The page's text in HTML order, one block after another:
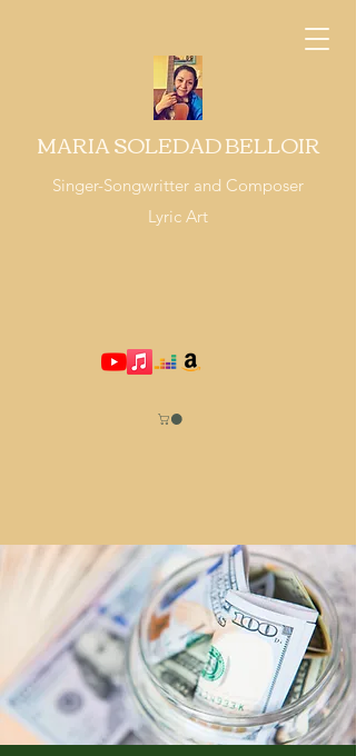
MARIA SOLEDAD BELLOIR
Singer-Songwritter and Composer
Lyric Art